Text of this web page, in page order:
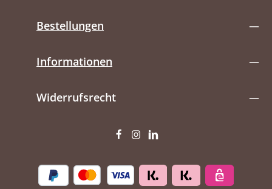
Bestellungen
Informationen
Widerrufsrecht